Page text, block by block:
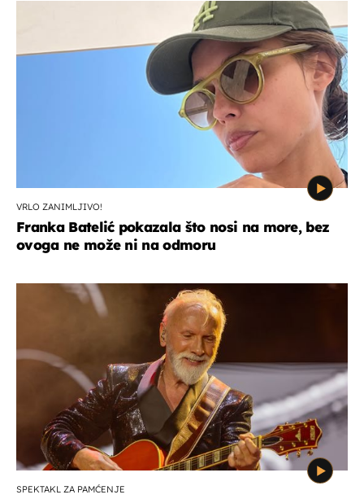
VRLO ZANIMLJIVO!
Franka Batelić pokazala što nosi na more, bez
ovoga ne može ni na odmoru
SPEKTAKL ZA PAMĆENJE